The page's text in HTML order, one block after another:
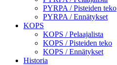
PYRPA /Pisteiden teko
PYRPA /Ennätykset
KOPS
KOPS /Pelaajalista
KOPS /Pisteiden teko
KOPS /Ennätykset
Historia